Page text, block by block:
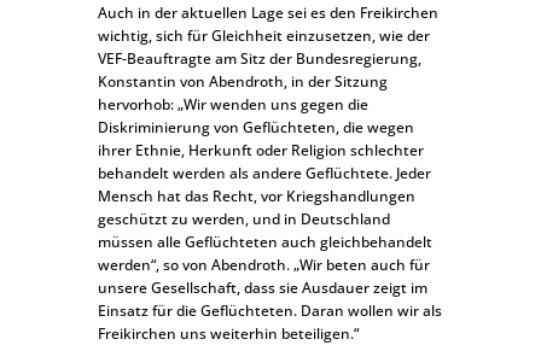
Auch in der aktuellen Lage sei es den Freikirchen
wichtig, sich für Gleichheit einzusetzen, wie der
VEF-Beauftragte am Sitz der Bundesregierung,
Konstantin von Abendroth, in der Sitzung
hervorhob: „Wir wenden uns gegen die
Diskriminierung von Geflüchteten, die wegen
ihrer Ethnie, Herkunft oder Religion schlechter
behandelt werden als andere Geflüchtete. Jeder
Mensch hat das Recht, vor Kriegshandlungen
geschützt zu werden, und in Deutschland
müssen alle Geflüchteten auch gleichbehandelt
werden“, so von Abendroth. „Wir beten auch für
unsere Gesellschaft, dass sie Ausdauer zeigt im
Einsatz für die Geflüchteten. Daran wollen wir als
Freikirchen uns weiterhin beteiligen.“